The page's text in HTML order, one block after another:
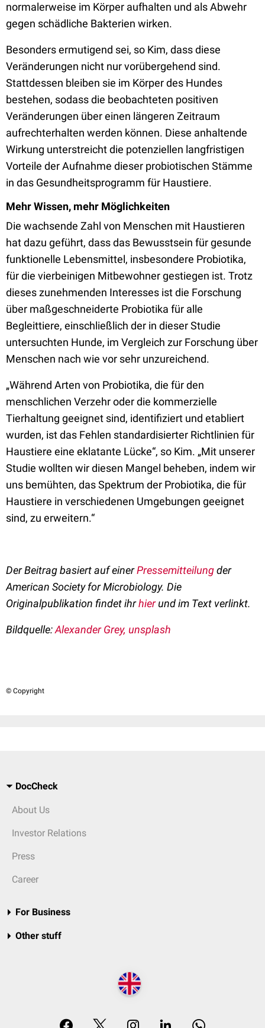
normalerweise im Körper aufhalten und als Abwehr
gegen schädliche Bakterien wirken.
Besonders ermutigend sei, so Kim, dass diese
Veränderungen nicht nur vorübergehend sind.
Stattdessen bleiben sie im Körper des Hundes
bestehen, sodass die beobachteten positiven
Veränderungen über einen längeren Zeitraum
aufrechterhalten werden können. Diese anhaltende
Wirkung unterstreicht die potenziellen langfristigen
Vorteile der Aufnahme dieser probiotischen Stämme
in das Gesundheitsprogramm für Haustiere.
Mehr Wissen, mehr Möglichkeiten
Die wachsende Zahl von Menschen mit Haustieren
hat dazu geführt, dass das Bewusstsein für gesunde
funktionelle Lebensmittel, insbesondere Probiotika,
für die vierbeinigen Mitbewohner gestiegen ist. Trotz
dieses zunehmenden Interesses ist die Forschung
über maßgeschneiderte Probiotika für alle
Begleittiere, einschließlich der in dieser Studie
untersuchten Hunde, im Vergleich zur Forschung über
Menschen nach wie vor sehr unzureichend.
„Während Arten von Probiotika, die für den
menschlichen Verzehr oder die kommerzielle
Tierhaltung geeignet sind, identifiziert und etabliert
wurden, ist das Fehlen standardisierter Richtlinien für
Haustiere eine eklatante Lücke“, so Kim. „Mit unserer
Studie wollten wir diesen Mangel beheben, indem wir
uns bemühten, das Spektrum der Probiotika, die für
Haustiere in verschiedenen Umgebungen geeignet
sind, zu erweitern.“
Der Beitrag basiert auf einerPressemitteilungder
American Society for Microbiology. Die
Originalpublikation findet ihrhierund im Text verlinkt.
Bildquelle:Alexander Grey, unsplash
© Copyright
DocCheck
About Us
Investor Relations
Press
Career
For Business
Other stuff